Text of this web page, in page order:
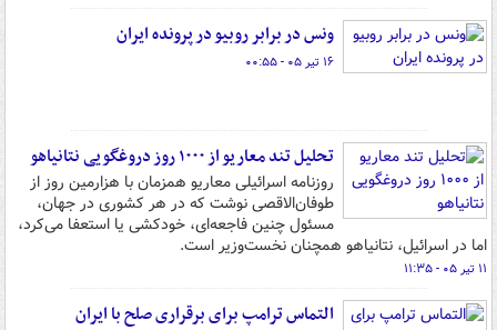
ونس در برابر روبیو در پرونده ایران
۱۶ تیر ۰۵ - ۰۰:۵۵
تحلیل تند معاریو از ۱۰۰۰ روز دروغگویی نتانیاهو
روزنامه اسرائیلی معاریو همزمان با هزارمین روز از
طوفان‌الاقصی نوشت که در هر کشوری در جهان،
مسئول چنین فاجعه‌ای، خودکشی یا استعفا می‌کرد،
اما در اسرائیل، نتانیاهو همچنان نخست‌وزیر است.
۱۱ تیر ۰۵ - ۱۱:۳۵
التماس ترامپ برای برقراری صلح با ایران